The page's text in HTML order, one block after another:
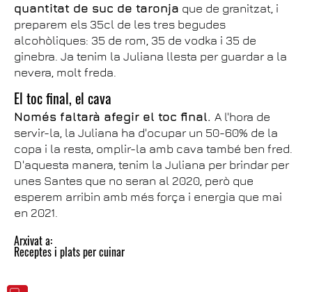
quantitat de suc de taronja que de granitzat, i
preparem els 35cl de les tres begudes
alcohòliques: 35 de rom, 35 de vodka i 35 de
ginebra. Ja tenim la Juliana llesta per guardar a la
nevera, molt freda.
El toc final, el cava
Només faltarà afegir el toc final. A l'hora de
servir-la, la Juliana ha d'ocupar un 50-60% de la
copa i la resta, omplir-la amb cava també ben fred.
D'aquesta manera, tenim la Juliana per brindar per
unes Santes que no seran al 2020, però que
esperem arribin amb més força i energia que mai
en 2021.
Arxivat a:
Receptes i plats per cuinar